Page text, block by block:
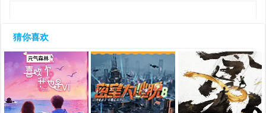
猜你喜欢